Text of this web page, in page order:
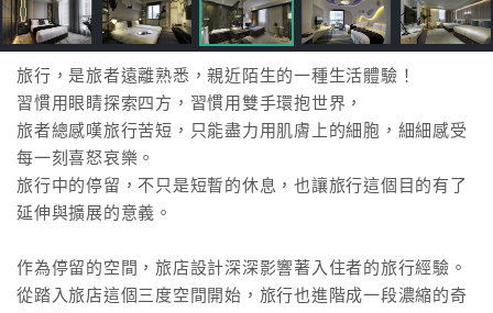
飯
店
訂
房
HOT
特
色
宿
旅行，是旅者遠離熟悉，親近陌生的一種生活體驗！
習慣用眼睛探索四方，習慣用雙手環抱世界，
旅者總感嘆旅行苦短，只能盡力用肌膚上的細胞，細細感受
每一刻喜怒哀樂。
旅行中的停留，不只是短暫的休息，也讓旅行這個目的有了
延伸與擴展的意義。
作為停留的空間，旅店設計深深影響著入住者的旅行經驗。
從踏入旅店這個三度空間開始，旅行也進階成一段濃縮的奇